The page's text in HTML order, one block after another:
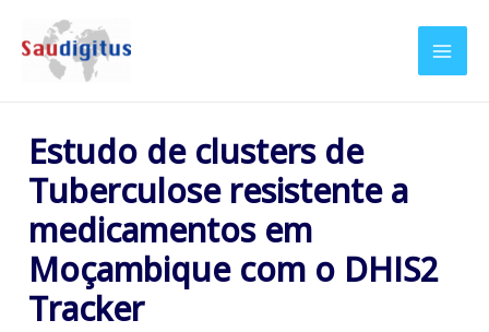
Estudo de clusters de
Tuberculose resistente a
medicamentos em
Moçambique com o DHIS2
Tracker